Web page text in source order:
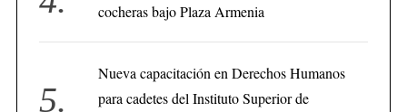
cocheras bajo Plaza Armenia
Nueva capacitación en Derechos Humanos
para cadetes del Instituto Superior de